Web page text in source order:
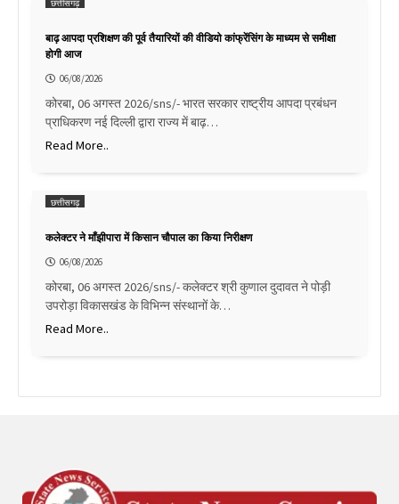
छत्तीसगढ़
बाढ़ आपदा प्रशिक्षण की पूर्व तैयारियों की वीडियो कांफ्रेंसिंग के माध्यम से समीक्षा
होगी आज
06/08/2026
कोरबा, 06 अगस्त 2026/sns/- भारत सरकार राष्ट्रीय आपदा प्रबंधन
प्राधिकरण नई दिल्ली द्वारा राज्य में बाढ़…
Read More..
छत्तीसगढ़
कलेक्टर ने माँझीपारा में किसान चौपाल का किया निरीक्षण
06/08/2026
कोरबा, 06 अगस्त 2026/sns/- कलेक्टर श्री कुणाल दुदावत ने पोड़ी
उपरोड़ा विकासखंड के विभिन्न संस्थानों के…
Read More..